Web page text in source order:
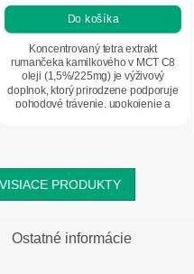
Do košíka
Koncentrovaný tetra extrakt
rumančeka kamilkového v MCT C8
oleji (1,5%/225mg) je výživový
doplnok, ktorý prirodzene podporuje
pohodové trávenie, upokojenie a
PRODUKTY
Ostatné informácie